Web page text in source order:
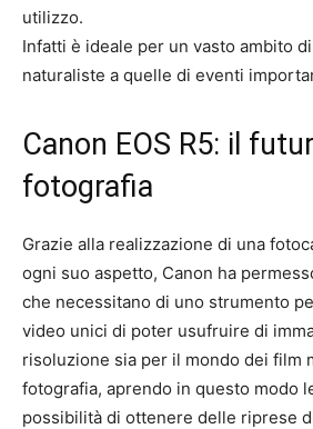
utilizzo.
Infatti è ideale per un vasto ambito
naturaliste a quelle di eventi
Canon EOS R5: il
fotografia
Grazie alla realizzazione di una
ogni suo aspetto, Canon ha
che necessitano di uno strumento
video unici di poter usufruire di
risoluzione sia per il mondo dei film
fotografia, aprendo in questo modo
possibilità di ottenere delle riprese